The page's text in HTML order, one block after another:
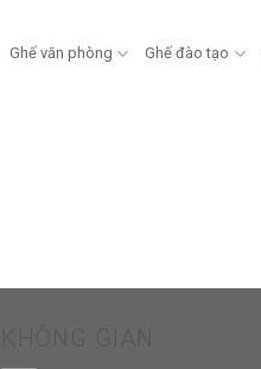
Ghế văn phòng Ghế đào tạo